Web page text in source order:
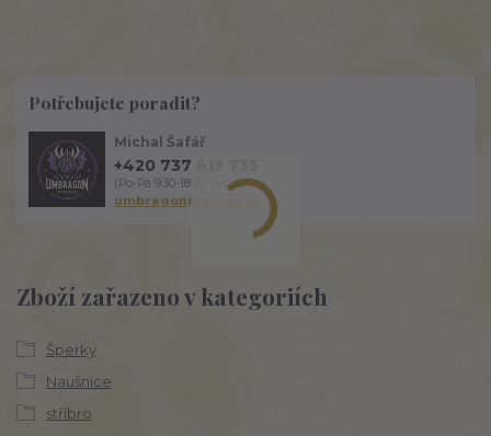
Zboží zařazeno v kategoriích
Šperky
Naušnice
stříbro
Potřebujete poradit?
Michal Šafář
+420 737 613 735
(Po-Pá 9:30-18:00 hod.)
umbragon@email.cz